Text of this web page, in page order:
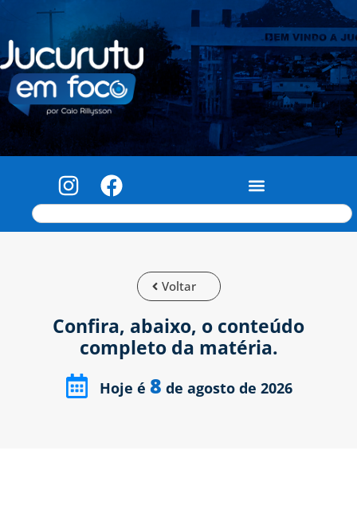
Voltar
Confira, abaixo, o conteúdo
completo da matéria.
Hoje é 8 de agosto de 2026